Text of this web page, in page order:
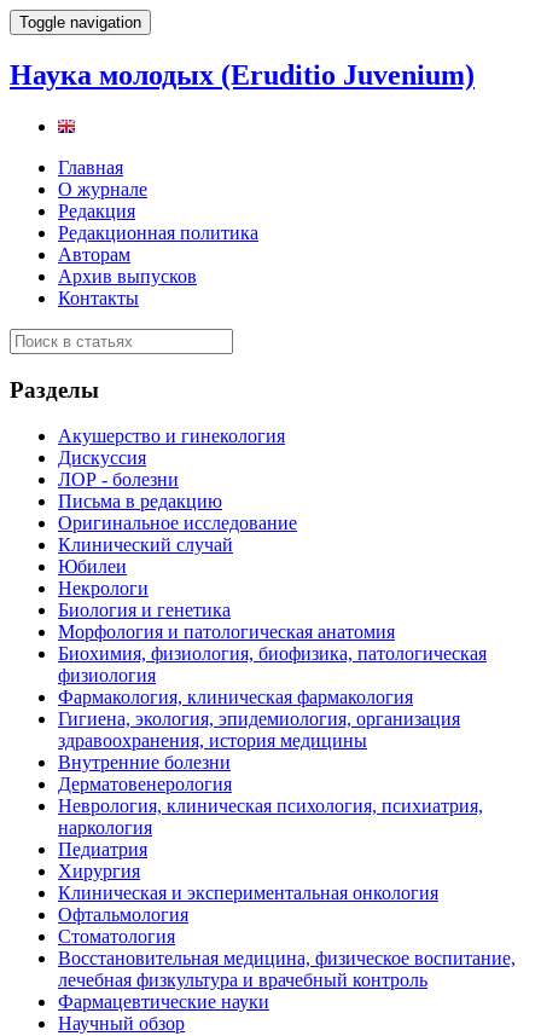
Toggle navigation
Наука молодых (Eruditio Juvenium)
Главная
О журнале
Редакция
Редакционная политика
Авторам
Архив выпусков
Контакты
Разделы
Акушерство и гинекология
Дискуссия
ЛОР - болезни
Письма в редакцию
Оригинальное исследование
Клинический случай
Юбилеи
Некрологи
Биология и генетика
Морфология и патологическая анатомия
Биохимия, физиология, биофизика, патологическая
физиология
Фармакология, клиническая фармакология
Гигиена, экология, эпидемиология, организация
здравоохранения, история медицины
Внутренние болезни
Дерматовенерология
Неврология, клиническая психология, психиатрия,
наркология
Педиатрия
Хирургия
Клиническая и экспериментальная онкология
Офтальмология
Стоматология
Восстановительная медицина, физическое воспитание,
лечебная физкультура и врачебный контроль
Фармацевтические науки
Научный обзор